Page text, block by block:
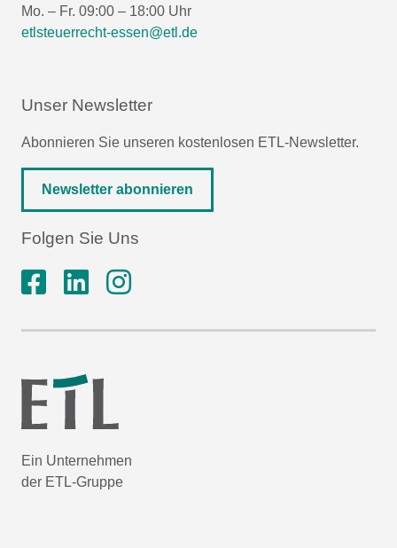
Mo. – Fr. 09:00 – 18:00 Uhr
etlsteuerrecht-essen@etl.de
Unser Newsletter
Abonnieren Sie unseren kostenlosen ETL-Newsletter.
Newsletter abonnieren
Folgen Sie Uns
Ein Unternehmen
der ETL-Gruppe